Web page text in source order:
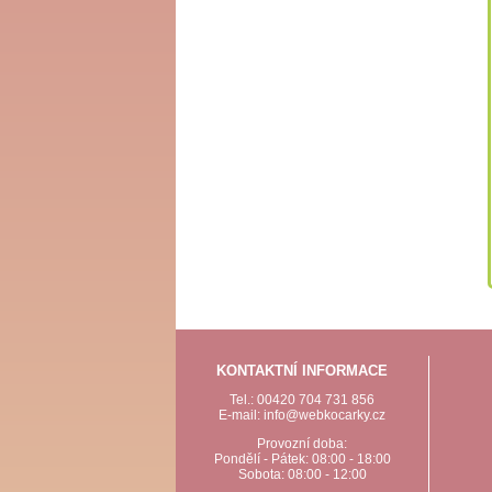
KONTAKTNÍ INFORMACE
Tel.: 00420 704 731 856
E-mail: info@webkocarky.cz
Provozní doba:
Pondělí - Pátek: 08:00 - 18:00
Sobota: 08:00 - 12:00